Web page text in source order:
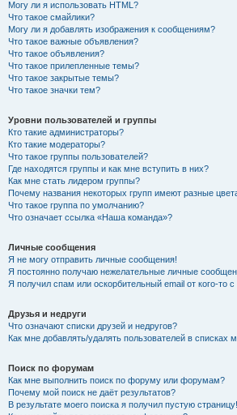
Могу ли я использовать HTML?
Что такое смайлики?
Могу ли я добавлять изображения к сообщениям?
Что такое важные объявления?
Что такое объявления?
Что такое прилепленные темы?
Что такое закрытые темы?
Что такое значки тем?
Уровни пользователей и группы
Кто такие администраторы?
Кто такие модераторы?
Что такое группы пользователей?
Где находятся группы и как мне вступить в них?
Как мне стать лидером группы?
Почему названия некоторых групп имеют разные
Что такое группа по умолчанию?
Что означает ссылка «Наша команда»?
Личные сообщения
Я не могу отправить личные сообщения!
Я постоянно получаю нежелательные личные
Я получил спам или оскорбительный email от кого-то
Друзья и недруги
Что означают списки друзей и недругов?
Как мне добавлять/удалять пользователей в списках
Поиск по форумам
Как мне выполнить поиск по форуму или форумам?
Почему мой поиск не даёт результатов?
В результате моего поиска я получил пустую страницу!